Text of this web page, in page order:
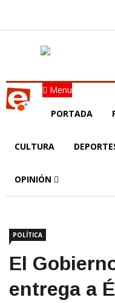
Menu
PORTADA
CULTURA
OPINIÓN
POLÍTICA
El
entrega a